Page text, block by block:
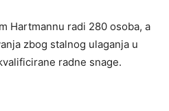
Hartmannu radi 280 osoba, a
zbog stalnog ulaganja u
radne snage.